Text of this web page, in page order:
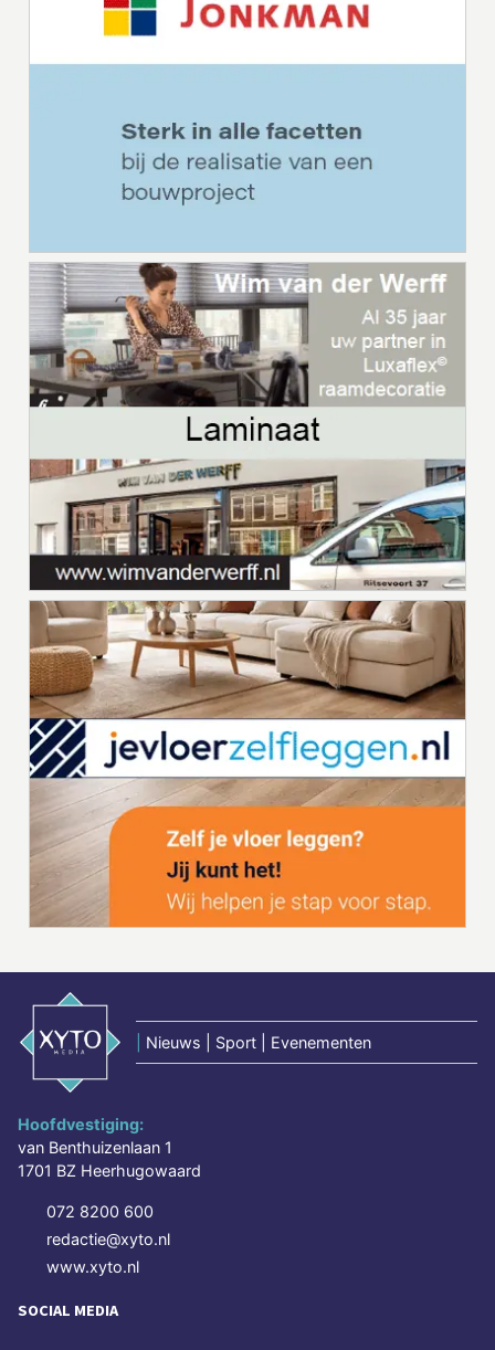
Nieuws | Sport | Evenementen
Hoofdvestiging:
van Benthuizenlaan 1
1701 BZ Heerhugowaard
072 8200 600
redactie@xyto.nl
www.xyto.nl
SOCIAL MEDIA